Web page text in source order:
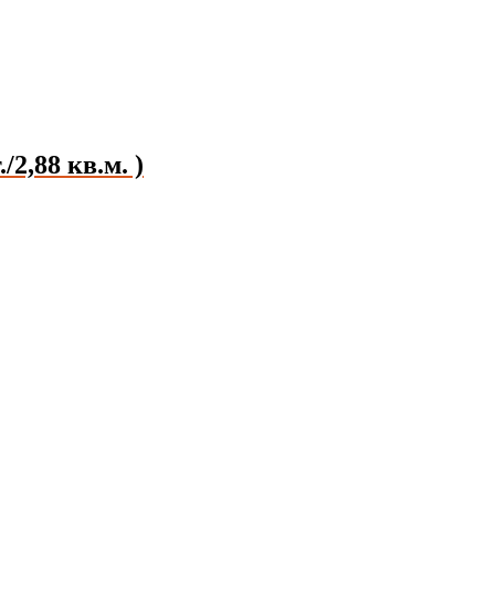
2,88 кв.м. )